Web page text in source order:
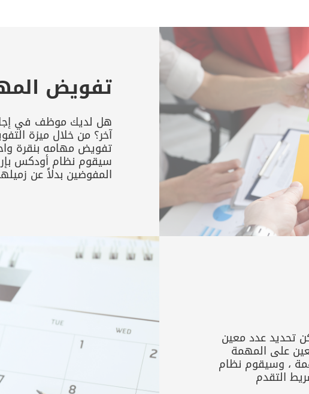
تفويض
هل لديك موظف في
آخر؟ من خلال ميزة
تفويض مهامه بنقرة
سيقوم نظام أودكس
المفوضين بدلاً عن
تحديد عدد معين
على المهمة
، وسيقوم نظام
التقدم